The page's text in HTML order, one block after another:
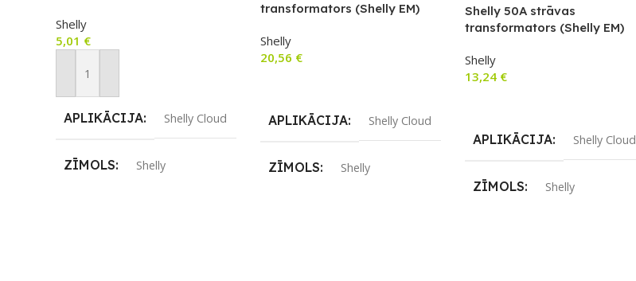
Shelly
5,01 €
Pievienot Grozam
APLIKĀCIJA Shelly Cloud
ZĪMOLS Shelly
transformators (Shelly EM)
Shelly
20,56 €
APLIKĀCIJA Shelly Cloud
ZĪMOLS Shelly
Shelly 50A strāvas
transformators (Shelly EM)
Shelly
13,24 €
APLIKĀCIJA Shelly Cloud
ZĪMOLS Shelly